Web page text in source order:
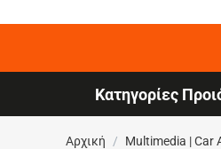
Κατηγορίες
Αρχική / Multimedia | Car